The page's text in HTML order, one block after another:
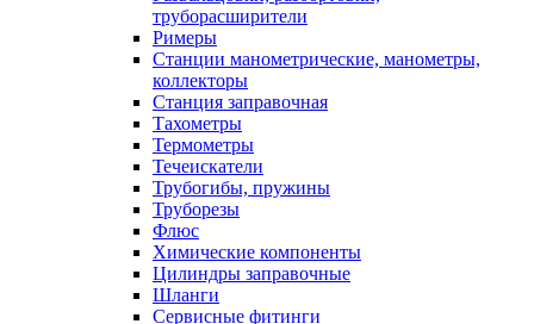
труборасширители
Римеры
Станции манометрические, манометры,
коллекторы
Станция заправочная
Тахометры
Термометры
Течеискатели
Трубогибы, пружины
Труборезы
Флюс
Химические компоненты
Цилиндры заправочные
Шланги
Сервисные фитинги